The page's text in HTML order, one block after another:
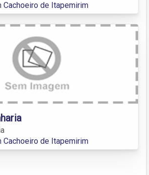
Cachoeiro de Itapemirim
Cachoeiro de Itapemirim